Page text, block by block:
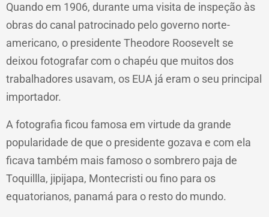
Quando em 1906, durante uma visita de inspeção às
obras do canal patrocinado pelo governo norte-
americano, o presidente Theodore Roosevelt se
deixou fotografar com o chapéu que muitos dos
trabalhadores usavam, os EUA já eram o seu principal
importador.
A fotografia ficou famosa em virtude da grande
popularidade de que o presidente gozava e com ela
ficava também mais famoso o sombrero paja de
Toquillla, jipijapa, Montecristi ou fino para os
equatorianos, panamá para o resto do mundo.